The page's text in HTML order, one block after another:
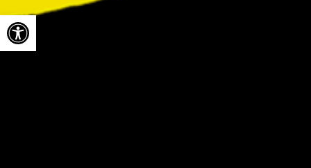
Ouvrir la barre d’outils